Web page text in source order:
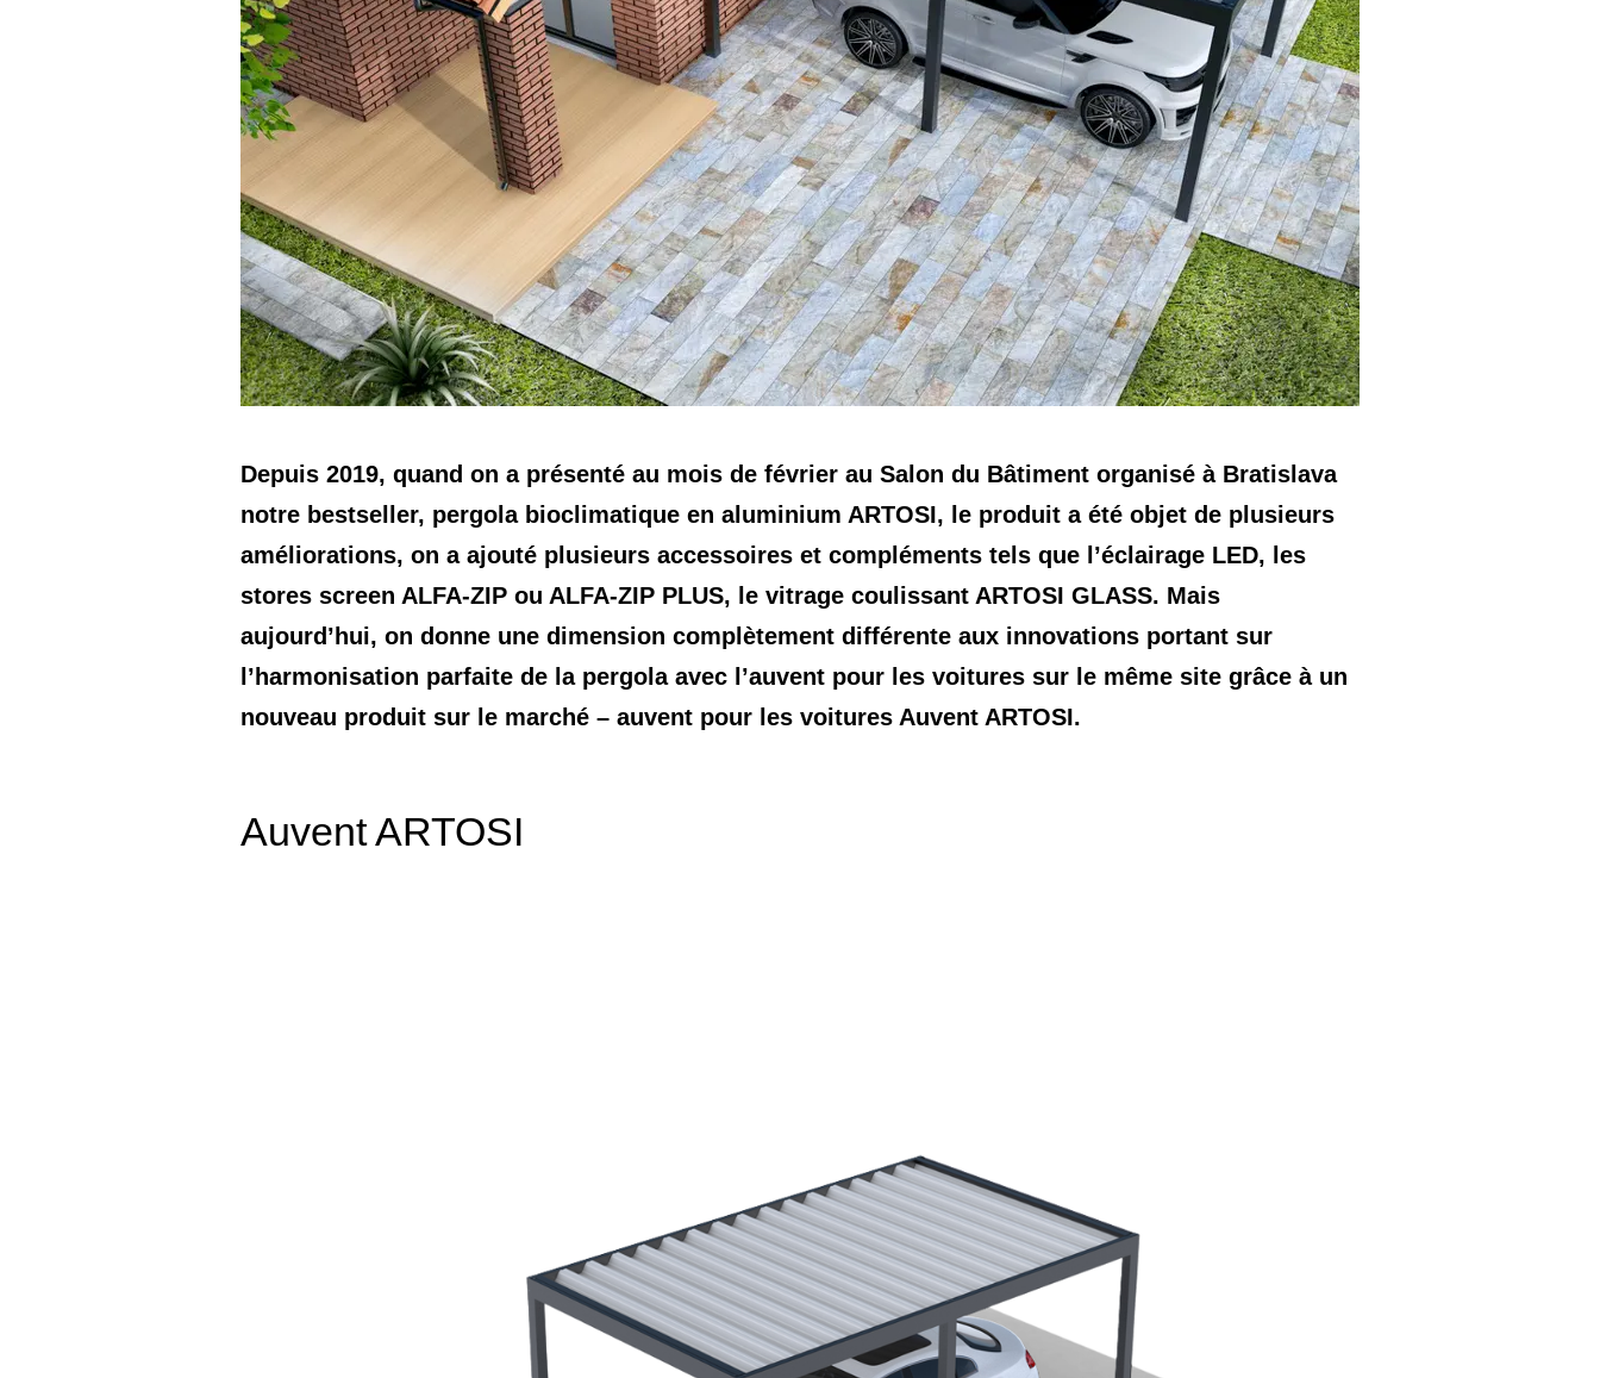
Depuis 2019, quand on a présenté au mois de février au Salon du Bâtiment organisé à Bratislava
notre bestseller, pergola bioclimatique en aluminium ARTOSI, le produit a été objet de plusieurs
améliorations, on a ajouté plusieurs accessoires et compléments tels que l’éclairage LED, les
stores screen ALFA-ZIP ou ALFA-ZIP PLUS, le vitrage coulissant ARTOSI GLASS. Mais
aujourd’hui, on donne une dimension complètement différente aux innovations portant sur
l’harmonisation parfaite de la pergola avec l’auvent pour les voitures sur le même site grâce à un
nouveau produit sur le marché – auvent pour les voitures Auvent ARTOSI.
Auvent ARTOSI